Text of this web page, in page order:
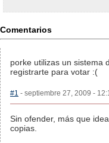
Comentarios
porke utilizas un sistema
registrarte para votar :(
#1 - septiembre 27, 2009 -
Sin ofender, más que
copias.